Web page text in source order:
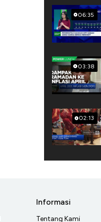
06:35
03:38
02:13
Informasi
Tentang Kami